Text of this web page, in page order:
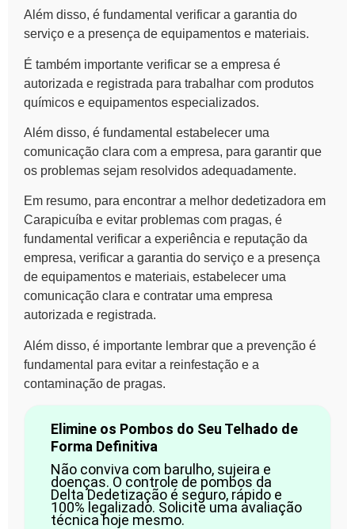
Além disso, é fundamental verificar a garantia do
serviço e a presença de equipamentos e materiais.
É também importante verificar se a empresa é
autorizada e registrada para trabalhar com produtos
químicos e equipamentos especializados.
Além disso, é fundamental estabelecer uma
comunicação clara com a empresa, para garantir que
os problemas sejam resolvidos adequadamente.
Em resumo, para encontrar a melhor dedetizadora em
Carapicuíba e evitar problemas com pragas, é
fundamental verificar a experiência e reputação da
empresa, verificar a garantia do serviço e a presença
de equipamentos e materiais, estabelecer uma
comunicação clara e contratar uma empresa
autorizada e registrada.
Além disso, é importante lembrar que a prevenção é
fundamental para evitar a reinfestação e a
contaminação de pragas.
Elimine os Pombos do Seu Telhado de
Forma Definitiva
Não conviva com barulho, sujeira e
doenças. O controle de pombos da
Delta Dedetização é seguro, rápido e
100% legalizado. Solicite uma avaliação
técnica hoje mesmo.